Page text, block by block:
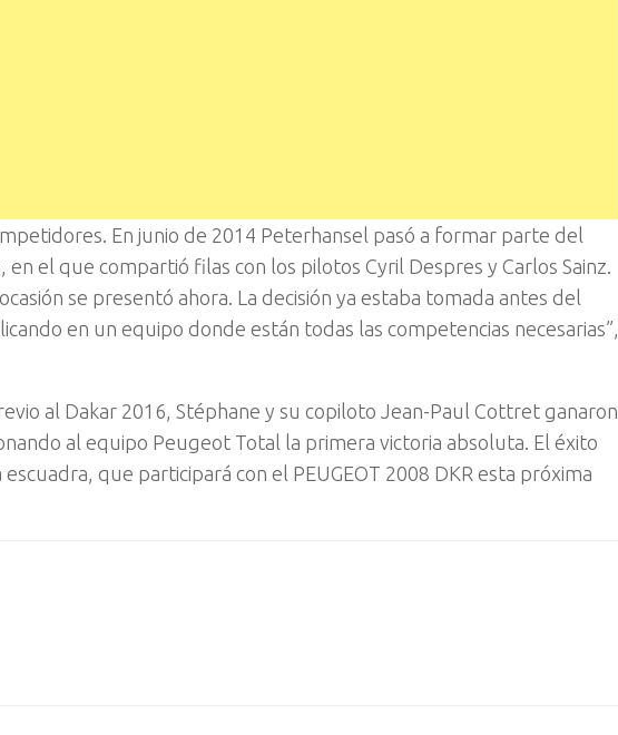
En junio de 2014 Peterhansel pasó a formar parte del
el que compartió filas con los pilotos Cyril Despres y Carlos Sainz.
se presentó ahora. La decisión ya estaba tomada antes del
en un equipo donde están todas las competencias necesarias”,
al Dakar 2016, Stéphane y su copiloto Jean-Paul Cottret ganaron
al equipo Peugeot Total la primera victoria absoluta. El éxito
que participará con el PEUGEOT 2008 DKR esta próxima